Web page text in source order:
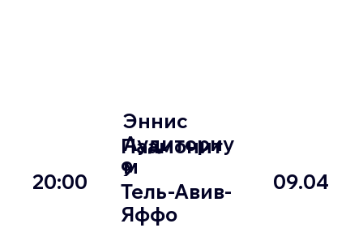
20:00
Эннис
Аудиториу
м
Паамонит
9
Тель-Авив-
Яффо
09.04